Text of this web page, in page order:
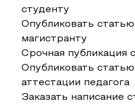
студенту
Опубликовать статью
магистранту
Срочная публикация
Опубликовать
аттестации педагога
Заказать написание